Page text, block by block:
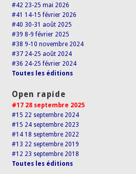
#42 23-25 mai 2026
#41 14-15 février 2026
#40 30-31 août 2025
#39 8-9 février 2025
#38 9-10 novembre 2024
#37 24-25 août 2024
#36 24-25 février 2024
Toutes les éditions
Open rapide
#17 28 septembre 2025
#15 22 septembre 2024
#15 24 septembre 2023
#14 18 septembre 2022
#13 22 septembre 2019
#12 23 septembre 2018
Toutes les éditions